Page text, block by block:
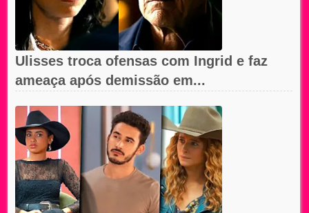
Ulisses troca ofensas com Ingrid e faz
ameaça após demissão em...